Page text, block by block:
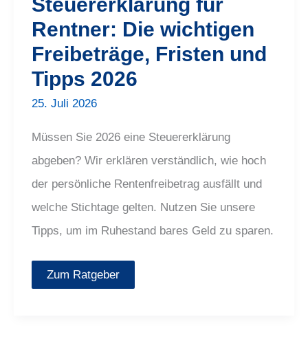
Rentner: Die wichtigen
Freibeträge, Fristen und
Tipps 2026
25. Juli 2026
Müssen Sie 2026 eine Steuererklärung
abgeben? Wir erklären verständlich, wie hoch
der persönliche Rentenfreibetrag ausfällt und
welche Stichtage gelten. Nutzen Sie unsere
Tipps, um im Ruhestand bares Geld zu sparen.
Zum Ratgeber